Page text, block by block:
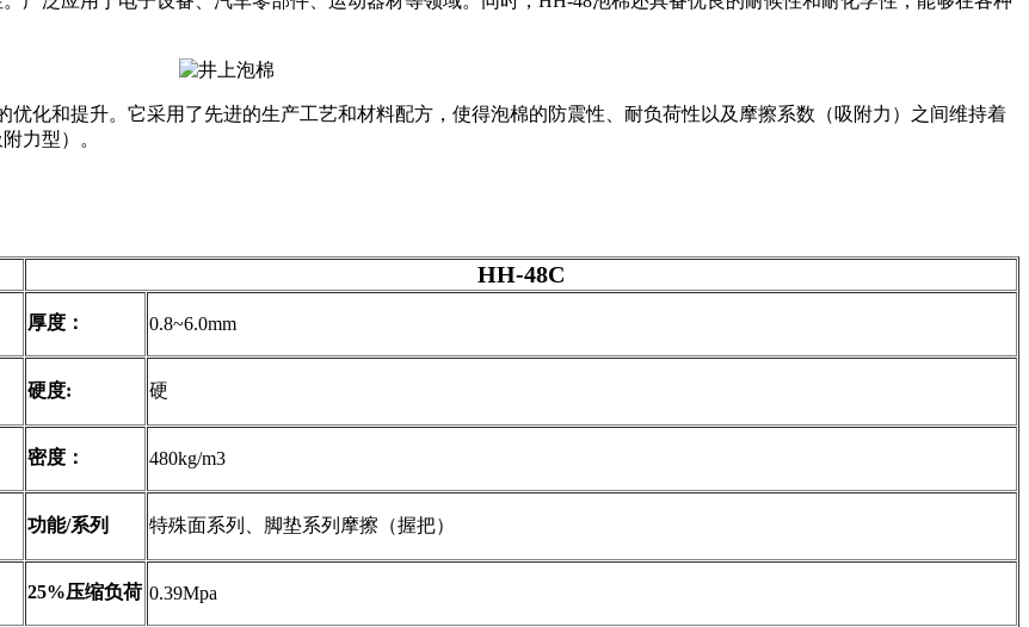
化和提升。它采用了先进的生产工艺和材料配方，使得泡棉的防震性、耐负荷性以及摩擦系数（吸附力）之间维持着
力型）。
HH-48C
厚度： 0.8~6.0mm
硬度: 硬
密度： 480kg/m3
功能/系列 特殊面系列、脚垫系列摩擦（握把）
25%压缩负荷 0.39Mpa